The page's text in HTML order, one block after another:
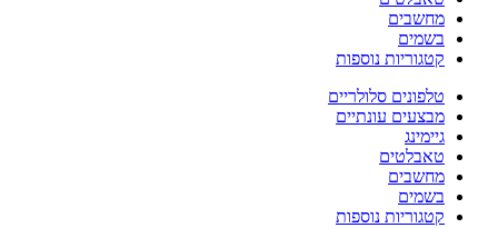
מחשבים
בשמים
קטגוריות נוספות
טלפונים סלולריים
מבצעים עונתיים
גיימינג
טאבלטים
מחשבים
בשמים
קטגוריות נוספות